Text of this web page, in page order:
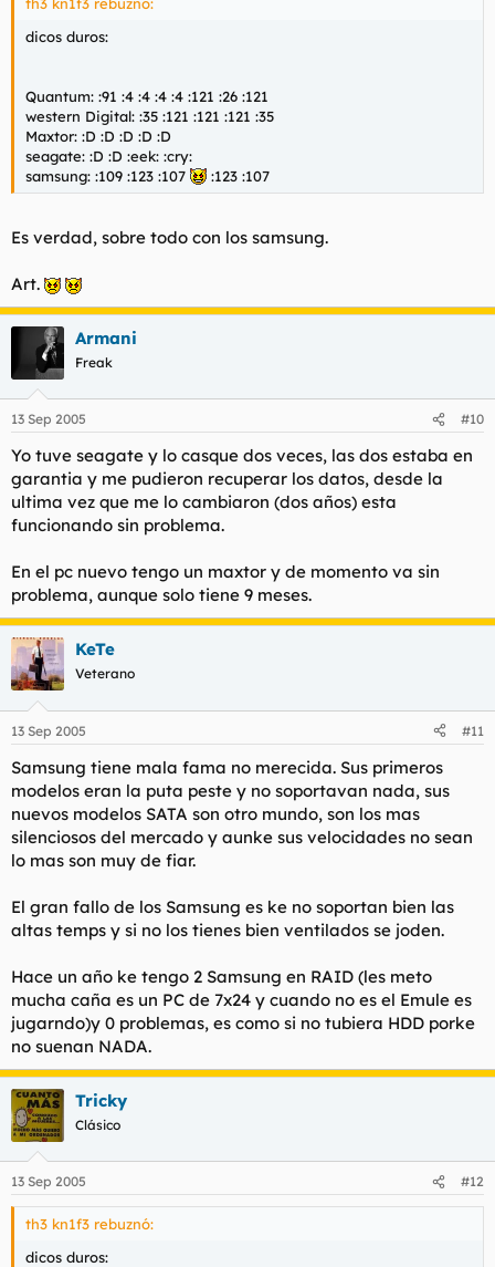
dicos duros:
Quantum: :91 :4 :4 :4 :4 :121 :26 :121
western Digital: :35 :121 :121 :121 :35
Maxtor: :D :D :D :D :D
seagate: :D :D :eek: :cry:
samsung: :109 :123 :107
:123 :107
Es verdad, sobre todo con los samsung.
Art.
Armani
Freak
13 Sep 2005 #10
Yo tuve seagate y lo casque dos veces, las dos estaba en
garantia y me pudieron recuperar los datos, desde la
ultima vez que me lo cambiaron (dos años) esta
funcionando sin problema.
En el pc nuevo tengo un maxtor y de momento va sin
problema, aunque solo tiene 9 meses.
KeTe
Veterano
13 Sep 2005 #11
Samsung tiene mala fama no merecida. Sus primeros
modelos eran la puta peste y no soportavan nada, sus
nuevos modelos SATA son otro mundo, son los mas
silenciosos del mercado y aunke sus velocidades no sean
lo mas son muy de fiar.
El gran fallo de los Samsung es ke no soportan bien las
altas temps y si no los tienes bien ventilados se joden.
Hace un año ke tengo 2 Samsung en RAID (les meto
mucha caña es un PC de 7x24 y cuando no es el Emule es
jugarndo)y 0 problemas, es como si no tubiera HDD porke
no suenan NADA.
Tricky
Clásico
13 Sep 2005 #12
th3 kn1f3 rebuznó:
dicos duros: